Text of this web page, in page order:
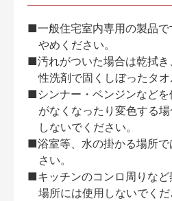
■一般住宅室内専用の製品
やめください。
■汚れがついた場合は乾拭き
性洗剤で固くしぼったタオ
■シンナー・ベンジンなど
がなくなったり変色する
しないでください。
■浴室等、水の掛かる場所
さい。
■キッチンのコンロ周りな
場所には使用しないでくだ